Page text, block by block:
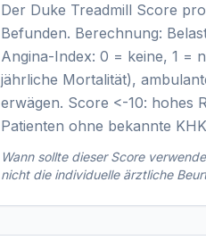
Der Duke Treadmill Score
Befunden. Berechnung:
Angina-Index: 0 = keine, 1 =
jährliche Mortalität),
erwägen. Score <-10: hohes
Patienten ohne bekannte
Wann sollte dieser Score
nicht die individuelle ärztliche